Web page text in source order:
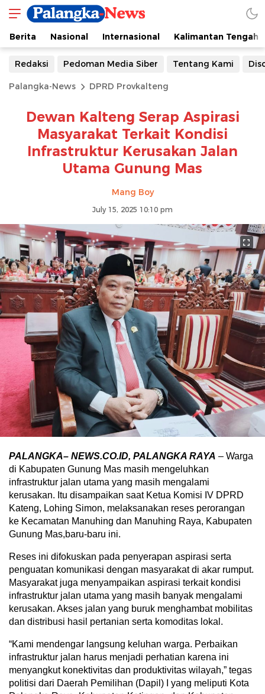
Berita Nasional Internasional Kalimantan Tengah
Redaksi Pedoman Media Siber Tentang Kami
Palangka-News DPRD Provkalteng
Dewan Kalteng Serap Aspirasi
Masyarakat Terkait Kondisi
Infrastruktur Kerusakan Jalan
Utama Gunung Mas
Mang Boy
July 15, 2025 10:10 pm
PALANGKA– NEWS.CO.ID, PALANGKA RAYA – Warga
di Kabupaten Gunung Mas masih mengeluhkan
infrastruktur jalan utama yang masih mengalami
kerusakan. Itu disampaikan saat Ketua Komisi IV DPRD
Kateng, Lohing Simon, melaksanakan reses perorangan
ke Kecamatan Manuhing dan Manuhing Raya, Kabupaten
Gunung Mas,baru-baru ini.
Reses ini difokuskan pada penyerapan aspirasi serta
penguatan komunikasi dengan masyarakat di akar rumput.
Masyarakat juga menyampaikan aspirasi terkait kondisi
infrastruktur jalan utama yang masih banyak mengalami
kerusakan. Akses jalan yang buruk menghambat mobilitas
dan distribusi hasil pertanian serta komoditas lokal.
“Kami mendengar langsung keluhan warga. Perbaikan
infrastruktur jalan harus menjadi perhatian karena ini
menyangkut konektivitas dan produktivitas wilayah,” tegas
politisi dari Daerah Pemilihan (Dapil) I yang meliputi Kota